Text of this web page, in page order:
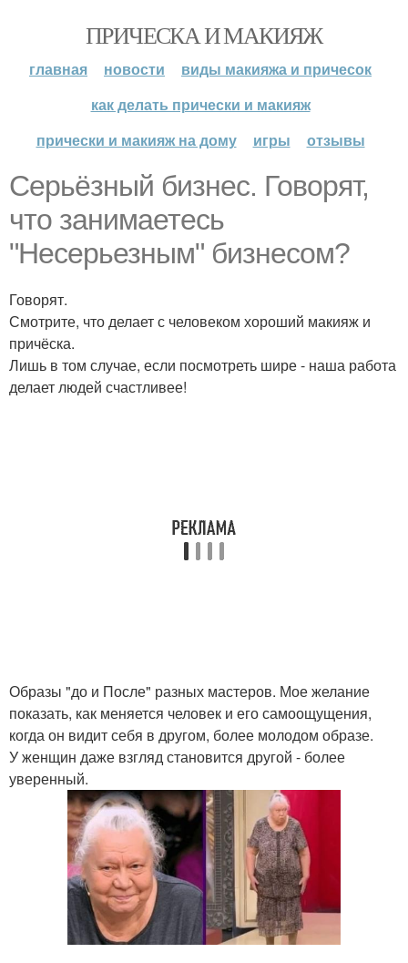
ПРИЧЕСКА И МАКИЯЖ
главная новости
виды макияжа и причесок
как делать прически и макияж
прически и макияж на дому
игры отзывы
Серьёзный бизнес. Говорят,
что занимаетесь
"Несерьезным" бизнесом?
Говорят.
Смотрите, что делает с человеком хороший макияж и
причёска.
Лишь в том случае, если посмотреть шире - наша работа
делает людей счастливее!
Образы "до и После" разных мастеров. Мое желание
показать, как меняется человек и его самоощущения,
когда он видит себя в другом, более молодом образе.
У женщин даже взгляд становится другой - более
уверенный.